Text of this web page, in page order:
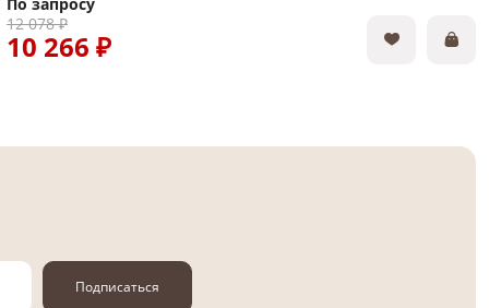
12 078 ₽
10 266 ₽
Подписаться